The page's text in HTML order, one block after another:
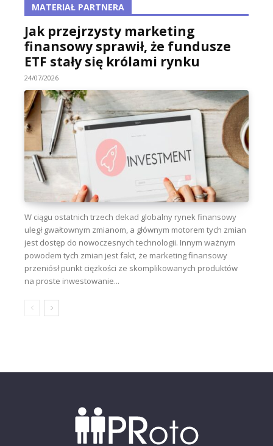
MATERIAŁ PARTNERA
Jak przejrzysty marketing
finansowy sprawił, że fundusze
ETF stały się królami rynku
24/07/2026
W ciągu ostatnich trzech dekad globalny rynek finansowy
uległ gwałtownym zmianom, a głównym motorem tych zmian
jest dostęp do nowoczesnych technologii. Innym ważnym
powodem tych zmian jest fakt, że marketing finansowy
przeniósł punkt ciężkości ze skomplikowanych produktów
na proste inwestowanie...